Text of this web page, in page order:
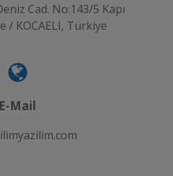
Cad. No:143/5 Kapı
/ KOCAELI, Türkiye
E-Mail